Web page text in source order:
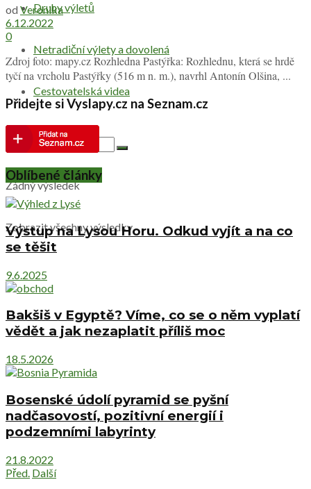
Druhy výletů
Netradiční výlety a dovolená
Cestovatelská videa
Žádný výsledek
Zobrazit všechny výsledky
od Veronika
6.12.2022
0
Zdroj foto: mapy.cz Rozhledna Pastýřka: Rozhlednu, která se hrdě
tyčí na vrcholu Pastýřky (516 m n. m.), navrhl Antonín Olšina, ...
Přidejte si Vyslapy.cz na Seznam.cz
Oblíbené články
Výstup na Lysou Horu. Odkud vyjít a na co
se těšit
9.6.2025
Bakšiš v Egyptě? Víme, co se o něm vyplatí
vědět a jak nezaplatit příliš moc
18.5.2026
Bosenské údolí pyramid se pyšní
nadčasovostí, pozitivní energií i
podzemními labyrinty
21.8.2022
Před. Další